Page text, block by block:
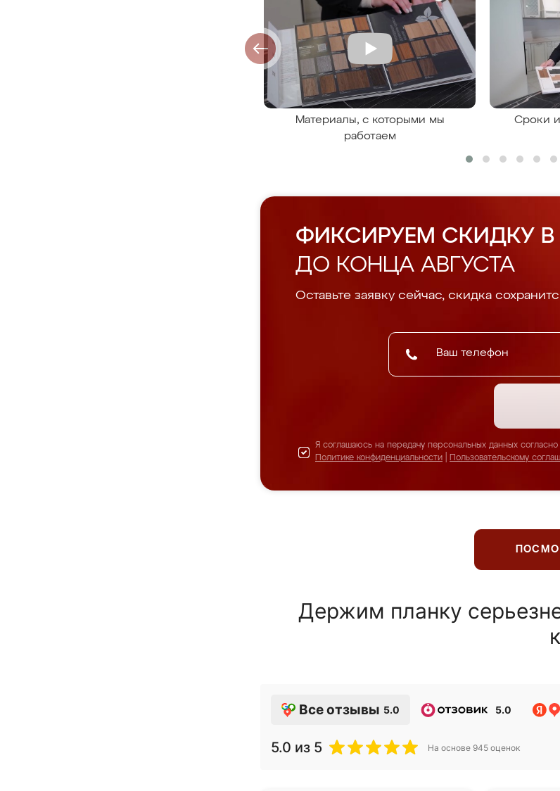
Материалы, с которыми мы
работаем
Сроки
ФИКСИРУЕМ СКИДКУ В
ДО КОНЦА АВГУСТА
Оставьте заявку сейчас, скидка
Я соглашаюсь на передачу персональных данных согласно
Политике конфиденциальности
Пользовательскому
Держим планку
Все отзывы 5.0 5.0
5.0 из 5 На основе 945 оценок